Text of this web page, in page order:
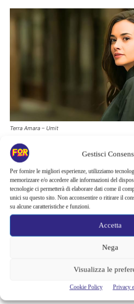
Gestisci
Per fornire le migliori esperienze, utilizziamo
memorizzare e/o accedere alle informazioni del
tecnologie ci permetterà di elaborare dati come il
unici su questo sito. Non acconsentire o ritirare il
su alcune caratteristiche e funzioni.
Accetta
Nega
Visualizza le
Cookie Policy Privacy
Terra Amara – Umit
Qual è la verità? La
innocenza di Demir
Tuttavia, nei giorni successivi un’altra
potrebbe essere innocente e per questo l
sarebbe semplicemente ingiusta.A
che proprio
un complotto e a scagionarlo arriverà il